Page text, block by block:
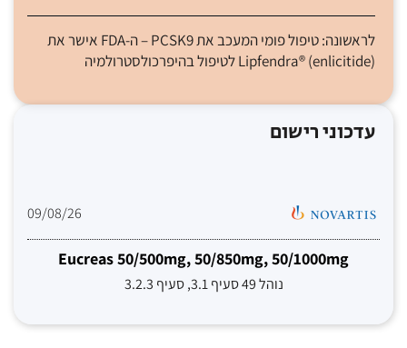
לראשונה: טיפול פומי המעכב את PCSK9 – ה-FDA אישר את
Lipfendra® (enlicitide) לטיפול בהיפרכולסטרולמיה
עדכוני רישום
09/08/26
Eucreas 50/500mg, 50/850mg, 50/1000mg
נוהל 49 סעיף 3.1, סעיף 3.2.3